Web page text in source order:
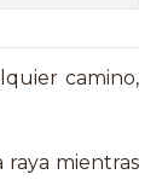
camino,
raya mientras